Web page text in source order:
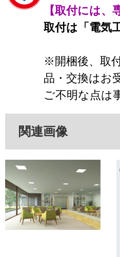
【取付には
取付は「電気
※開梱後、取
品・交換はお
ご不明な点は
関連画像